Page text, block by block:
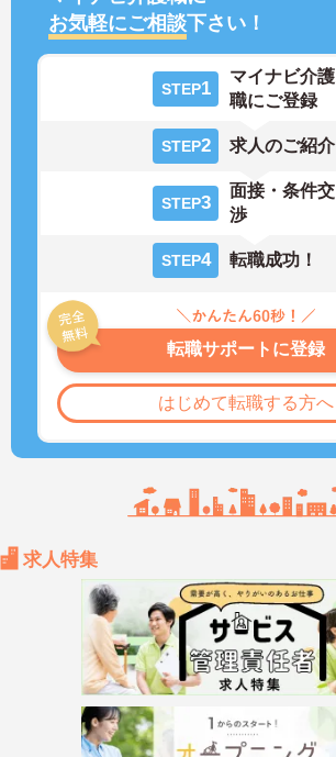
お気軽にご相談下さい！
STEP1
マイナビ介護
職にご登録
STEP2 求人のご紹介
STEP3
面接・条件交
渉
STEP4 転職成功！
転職サポートに登録
はじめて転職する方へ
求人特集